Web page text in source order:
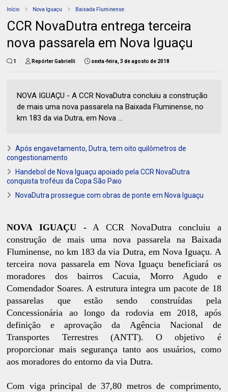
Início Nova Iguaçu Baixada Fluminense
CCR NovaDutra entrega terceira
nova passarela em Nova Iguaçu
1 Repórter Gabrielli sexta-feira, 3 de agosto de 2018
NOVA IGUAÇU - A CCR NovaDutra concluiu a construção
de mais uma nova passarela na Baixada Fluminense, no
km 183 da via Dutra, em Nova ...
Após engavetamento, Dutra, tem oito quilômetros de
congestionamento
Handebol de Nova Iguaçu apoiado pela CCR NovaDutra
conquista troféus da Copa São Paio
NovaDutra prossegue com obras de ponte em Nova Iguaçu
NOVA IGUAÇU -A CCR NovaDutra concluiu a
construção de mais uma nova passarela na Baixada
Fluminense, no km 183 da via Dutra, em Nova Iguaçu. A
terceira nova passarela em Nova Iguaçu beneficiará os
moradores dos bairros Cacuia, Morro Agudo e
Comendador Soares. A estrutura integra um pacote de 18
passarelas que estão sendo construídas pela
Concessionária ao longo da rodovia em 2018, após
definição e aprovação da Agência Nacional de
Transportes Terrestres (ANTT). O objetivo é
proporcionar mais segurança tanto aos usuários, como
aos moradores do entorno da via Dutra.
Com viga principal de 37,80 metros de comprimento,